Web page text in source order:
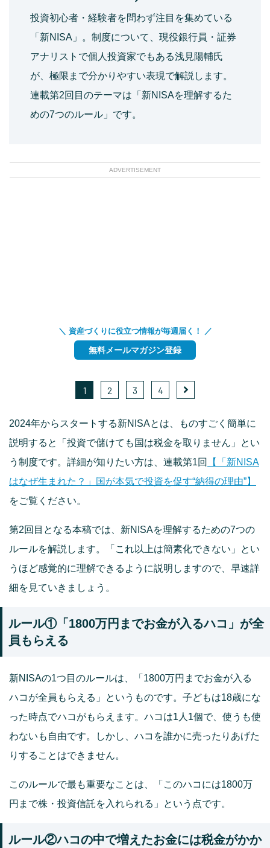
投資初心者・経験者を問わず注目を集めている
「新NISA」。制度について、現役銀行員・証券
アナリストで個人投資家でもある浅見陽輔氏
が、極限まで分かりやすい表現で解説します。
連載第2回目のテーマは「新NISAを理解するた
めの7つのルール」です。
ADVERTISEMENT
＼ 資産づくりに役立つ情報が毎週届く！ ／
無料メールマガジン登録
1 2 3 4
2024年からスタートする新NISAとは、ものすごく簡単に
説明すると「投資で儲けても国は税⾦を取りません」とい
う制度です。詳細が知りたい方は、連載第1回
【「新NISA
はなぜ生まれた？」国が本気で投資を促す“納得の理由”】
をご覧ください。
第2回目となる本稿では、新NISAを理解するための7つの
ルールを解説します。「これ以上は簡素化できない」とい
うほど感覚的に理解できるように説明しますので、早速詳
細を見ていきましょう。
ルール①「1800万円までお⾦が⼊るハコ」が全
員もらえる
新NISAの1つ目のルールは、「1800万円までお⾦が⼊る
ハコが全員もらえる」というものです。⼦どもは18歳にな
った時点でハコがもらえます。ハコは1⼈1個で、使うも使
わないも自由です。しかし、ハコを誰かに売ったりあげた
りすることはできません。
このルールで最も重要なことは、「このハコには1800万
円まで株・投資信託を⼊れられる」という点です。
ルール②ハコの中で増えたお⾦には税⾦がかか